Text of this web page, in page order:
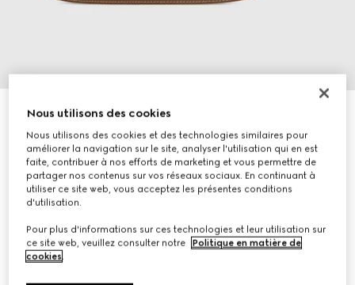
1/10
À personnaliser avec vos initiales
Sac à épaule Gucci Horsebit 1955 moyen format
€ 2.700
Déclinaisons Toile suprême GG/marron
Nous utilisons des cookies
Nous utilisons des cookies et des technologies similaires pour
améliorer la navigation sur le site, analyser l'utilisation qui en est
faite, contribuer à nos efforts de marketing et vous permettre de
partager nos contenus sur vos réseaux sociaux. En continuant à
utiliser ce site web, vous acceptez les présentes conditions
d'utilisation.
Pour plus d'informations sur ces technologies et leur utilisation sur
ce site web, veuillez consulter notre
Politique en matière de
cookies.